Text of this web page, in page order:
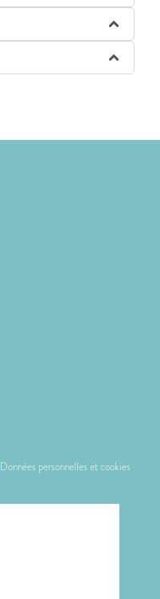
Données personnelles et cookies